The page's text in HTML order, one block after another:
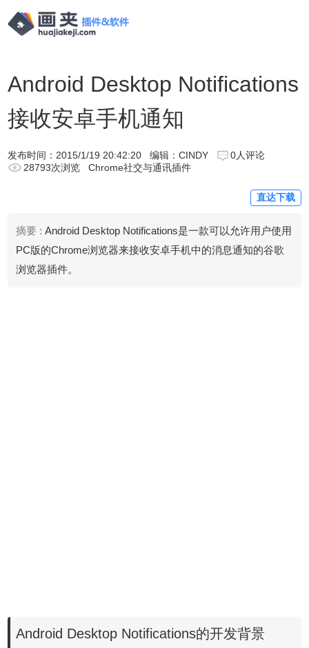
Android Desktop Notifications
接收安卓手机通知
发布时间： 2015/1/19 20:42:20 编辑：CINDY
0人评论
28793次浏览
Chrome社交与通讯插件
直达下载
摘要 : Android Desktop Notifications是一款可以允许用户使用
PC版的Chrome浏览器来接收安卓手机中的消息通知的谷歌
浏览器插件。
Android Desktop Notifications的开发背景